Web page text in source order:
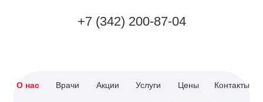
+7 (342) 200-87-04
О нас Врачи Акции Услуги Цены Контакты